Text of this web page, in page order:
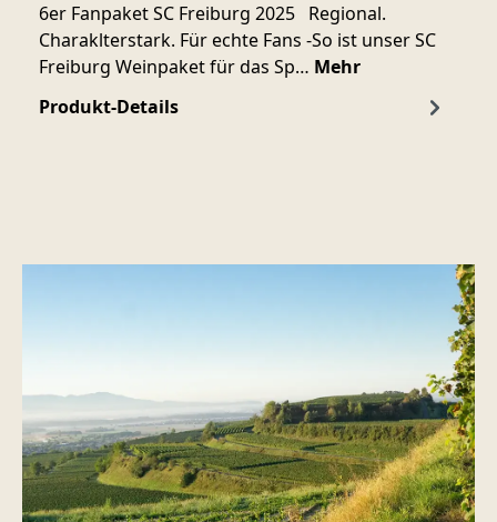
6er Fanpaket SC Freiburg 2025 Regional.
Charaklterstark. Für echte Fans -So ist unser SC
Freiburg Weinpaket für das Sp… Mehr
Produkt-Details